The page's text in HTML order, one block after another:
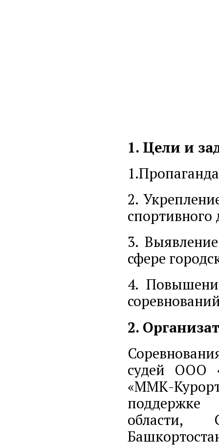
1. Цели и
2.
3.
сфере
4.
2.
судей ООО
«ММК-
поддержке
области,